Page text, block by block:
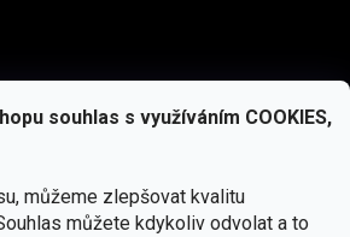
souhlas s využíváním COOKIES,
můžeme zlepšovat kvalitu
můžete kdykoliv odvolat a to